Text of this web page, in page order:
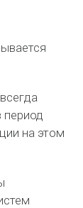
период
на этом